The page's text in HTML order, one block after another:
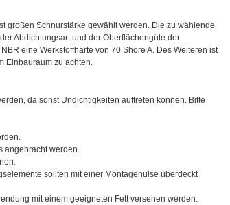
großen Schnurstärke gewählt werden. Die zu wählende
Abdichtungsart und der Oberflächengüte der
eine Werkstoffhärte von 70 Shore A. Des Weiteren ist
Einbauraum zu achten.
da sonst Undichtigkeiten auftreten können. Bitte
angebracht werden.
sollten mit einer Montagehülse überdeckt
mit einem geeigneten Fett versehen werden.